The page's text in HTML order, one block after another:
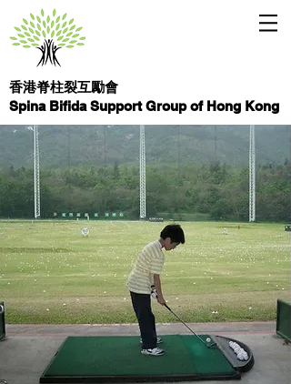
香港脊柱裂互勵會
Spina Bifida Support Group of Hong Kong